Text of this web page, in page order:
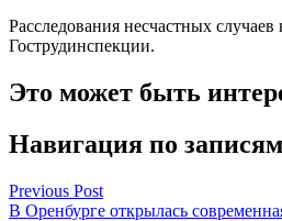
Расследования несчастных случаев
Гострудинспекции.
Это может быть
Навигация по записям
Previous Post
В Оренбурге открылась